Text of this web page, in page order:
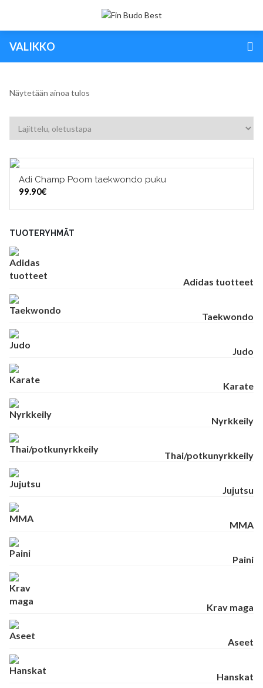
VALIKKO
Näytetään ainoa tulos
VALITSE VAIHTOEHDOISTA
Adi Champ Poom taekwondo puku
99.90€
TUOTERYHMÄT
Adidas tuotteet
Taekwondo
Judo
Karate
Nyrkkeily
Thai/potkunyrkkeily
Jujutsu
MMA
Paini
Krav maga
Aseet
Hanskat